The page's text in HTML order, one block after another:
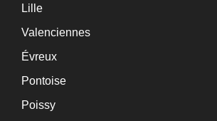
Lille
Valenciennes
Évreux
Pontoise
Poissy